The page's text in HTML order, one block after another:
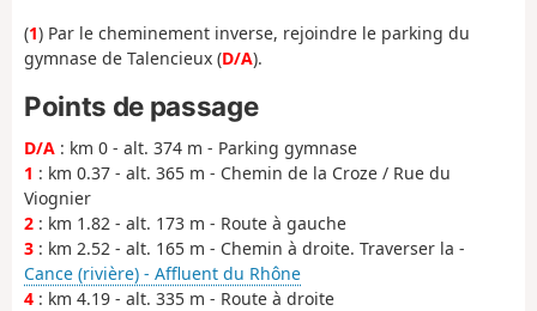
(1) Par le cheminement inverse, rejoindre le parking du
gymnase de Talencieux (D/A).
Points de passage
D/A : km 0 - alt. 374 m - Parking gymnase
1 : km 0.37 - alt. 365 m - Chemin de la Croze / Rue du
Viognier
2 : km 1.82 - alt. 173 m - Route à gauche
3 : km 2.52 - alt. 165 m - Chemin à droite. Traverser la -
Cance (rivière) - Affluent du Rhône
4 : km 4.19 - alt. 335 m - Route à droite